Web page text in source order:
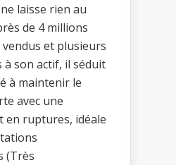
laisse rien au
de 4 millions
vendus et plusieurs
son actif, il séduit
à maintenir le
avec une
ruptures, idéale
(Très